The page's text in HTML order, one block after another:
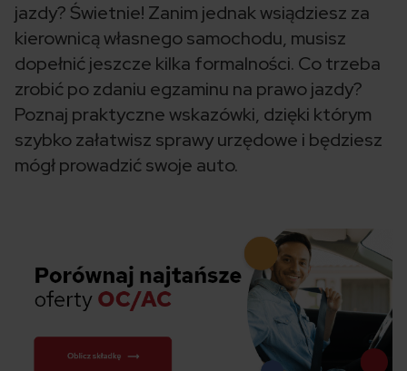
jazdy? Świetnie! Zanim jednak wsiądziesz za
kierownicą własnego samochodu, musisz
dopełnić jeszcze kilka formalności. Co trzeba
zrobić po zdaniu egzaminu na prawo jazdy?
Poznaj praktyczne wskazówki, dzięki którym
szybko załatwisz sprawy urzędowe i będziesz
mógł prowadzić swoje auto.